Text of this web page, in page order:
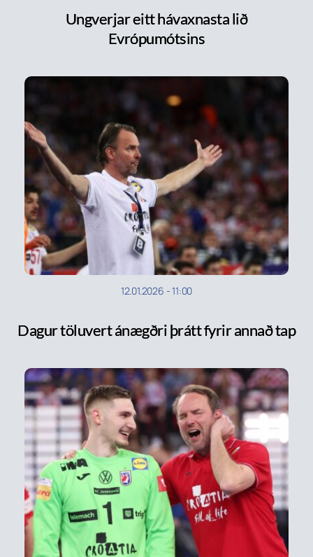
Ungverjar eitt hávaxnasta lið
Evrópumótsins
12.01.2026 -11:00
Dagur töluvert ánægðri þrátt fyrir annað tap